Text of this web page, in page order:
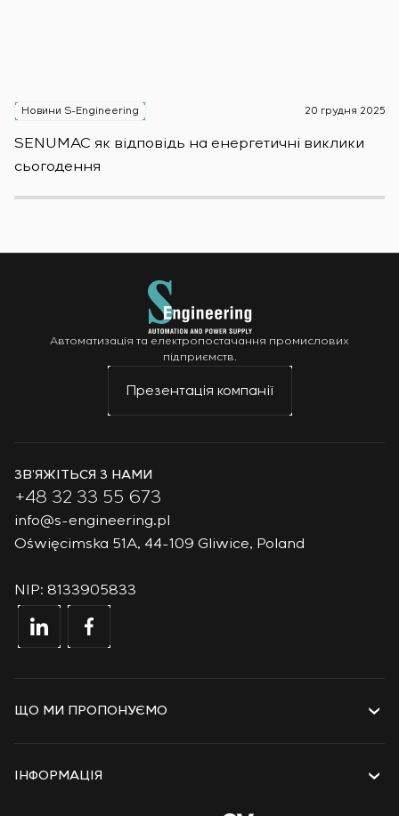
Новини S-Engineering 20 грудня 2025
SENUMAC як відповідь на енергетичні виклики
сьогодення
Автоматизація та електропостачання промислових
підприємств.
Презентація компанії
ЗВ’ЯЖІТЬСЯ З НАМИ
+48 32 33 55 673
info@s-engineering.pl
Oświęcimska 51A, 44-109 Gliwice, Poland
NIP: 8133905833
ЩО МИ ПРОПОНУЄМО
Рішення
ІНФОРМАЦІЯ